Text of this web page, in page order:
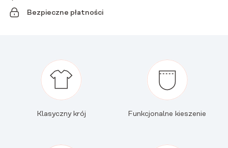
Bezpieczne płatności
Klasyczny krój Funkcjonalne kieszenie